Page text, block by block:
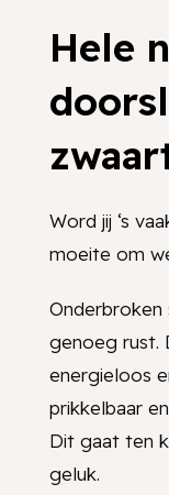
Hele
Word jij ‘s
moeite om
genoeg rust.
energieloos
prikkelbaar
Dit gaat ten
geluk.